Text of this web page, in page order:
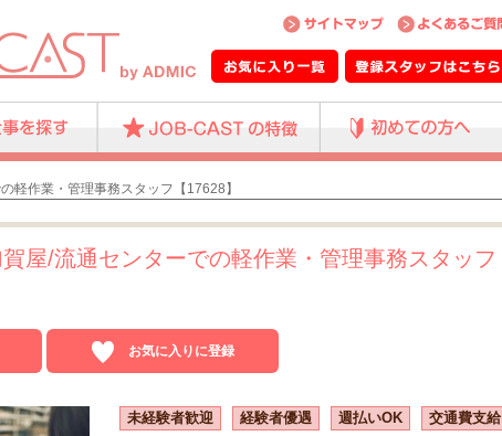
軽作業・管理事務スタッフ【17628】
屋/流通センターでの軽作業・管理事務スタッフ
お気に入りに登録
未経験者歓迎 経験者優遇 週払いOK 交通費支給